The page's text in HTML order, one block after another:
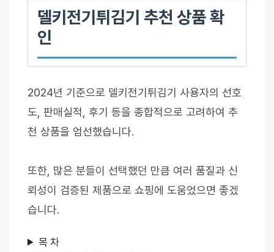
델키전기튀김기 추천 상품 확
인
2024년 기준으로 델키전기튀김기 사용자의 선호
도, 판매실적, 후기 등을 종합적으로 고려하여 추
천 상품을 엄선했습니다.
또한, 많은 분들이 선택했던 만큼 여러 품질과 신
뢰성이 검증된 제품으로 쇼핑에 도움었으면 좋겠
습니다.
목 차